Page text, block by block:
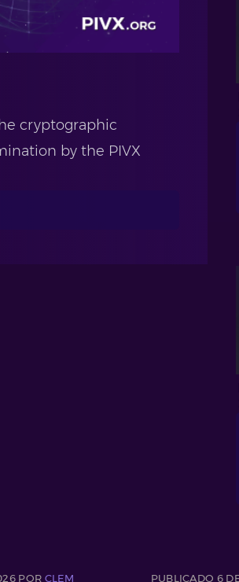
cryptographic
by the PIVX
POR CLEM PUBLICADO 6